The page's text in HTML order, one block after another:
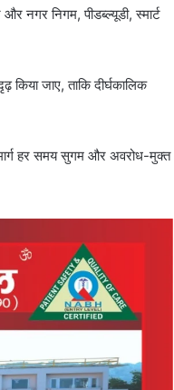
नगर निगम, पीडब्ल्यूडी, स्मार्ट
जाए, ताकि दीर्घकालिक
हर समय सुगम और अवरोध-मुक्त